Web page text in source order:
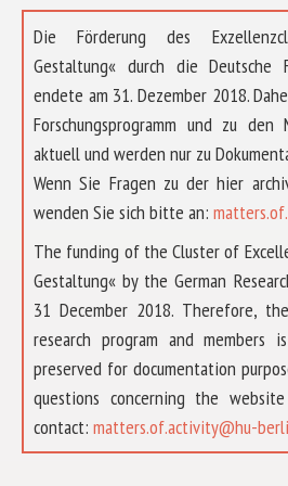
Die Förderung des
Gestaltung« durch die Deutsche
endete am 31. Dezember 2018.
Forschungsprogramm und zu
aktuell und werden nur zu
Wenn Sie Fragen zu der hier
wenden Sie sich bitte an:
The funding of the Cluster of
Gestaltung« by the German
31 December 2018. Therefore,
research program and
preserved for documentation
questions concerning the
contact: matters.of.activity@hu-
ABOUT US